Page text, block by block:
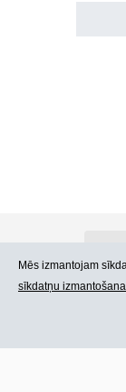
Mēs izmantojam
sīkdatņu